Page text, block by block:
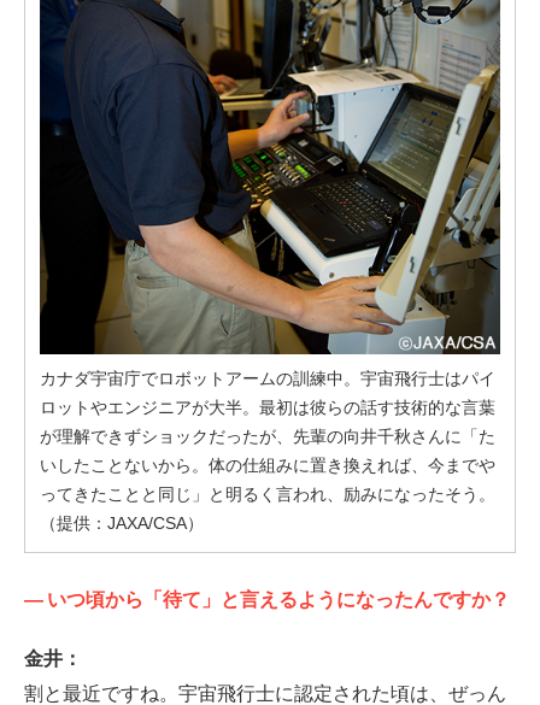
カナダ宇宙庁でロボットアームの訓練中。宇宙飛行士はパイ
ロットやエンジニアが大半。最初は彼らの話す技術的な言葉
が理解できずショックだったが、先輩の向井千秋さんに「た
いしたことないから。体の仕組みに置き換えれば、今までや
ってきたことと同じ」と明るく言われ、励みになったそう。
（提供：JAXA/CSA）
— いつ頃から「待て」と言えるようになったんですか？
金井：
割と最近ですね。宇宙飛行士に認定された頃は、ぜっん